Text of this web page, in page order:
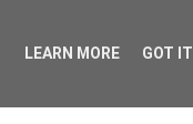
LEARN MORE GOT IT